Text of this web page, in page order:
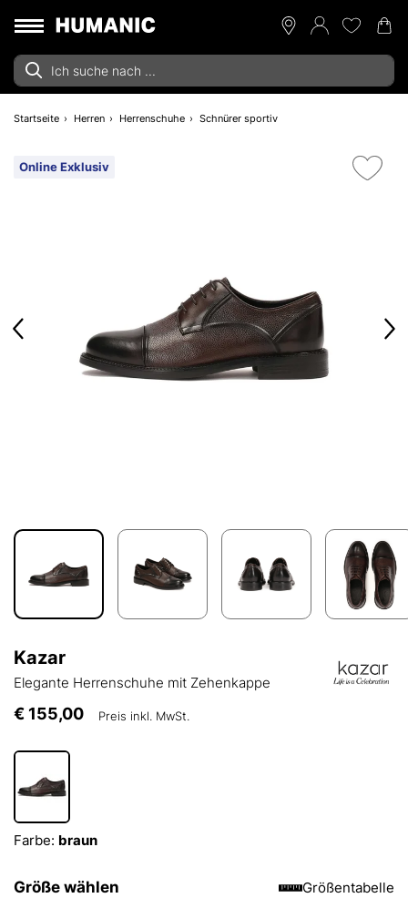
Startseite Herren Herrenschuhe Schnürer sportiv
Online Exklusiv
Kazar
Elegante Herrenschuhe mit Zehenkappe
€ 155,00 Preis inkl. MwSt.
Farbe: braun
Größe wählen Größentabelle